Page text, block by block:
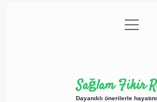
Gizlilik Politikası
menüyü
aç
Sağlam Fikir
Dayanıklı önerilerle